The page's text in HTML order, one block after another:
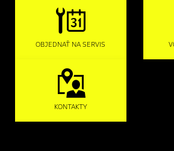
OBJEDNAŤ NA SERVIS
KONTAKTY